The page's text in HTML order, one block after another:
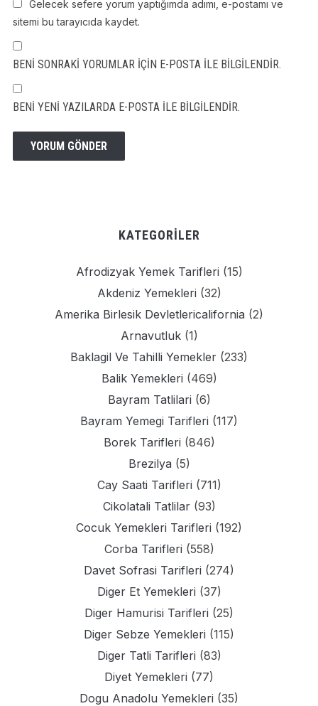
Gelecek sefere yorum yaptığımda adımı, e-postamı ve
sitemi bu tarayıcıda kaydet.
BENI SONRAKI YORUMLAR IÇIN E-POSTA ILE BILGILENDIR.
BENI YENI YAZILARDA E-POSTA ILE BILGILENDIR.
KATEGORILER
Afrodizyak Yemek Tarifleri (15)
Akdeniz Yemekleri (32)
Amerika Birlesik Devletlericalifornia (2)
Arnavutluk(1)
Baklagil Ve Tahilli Yemekler (233)
Balik Yemekleri (469)
Bayram Tatlilari (6)
Bayram Yemegi Tarifleri (117)
Borek Tarifleri (846)
Brezilya (5)
Cay Saati Tarifleri (711)
Cikolatali Tatlilar(93)
Cocuk Yemekleri Tarifleri (192)
Corba Tarifleri (558)
Davet Sofrasi Tarifleri (274)
Diger Et Yemekleri (37)
Diger Hamurisi Tarifleri (25)
Diger Sebze Yemekleri (115)
Diger Tatli Tarifleri (83)
Diyet Yemekleri (77)
Dogu Anadolu Yemekleri (35)